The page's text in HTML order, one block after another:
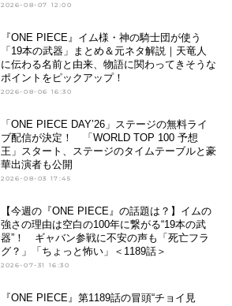
2026-08-07 12:00
『ONE PIECE』イム様・神の騎士団が使う
「19本の武器」まとめ＆元ネタ解説｜天竜人
に伝わる名前と由来、物語に関わってきそうな
ポイントをピックアップ！
2026-08-06 16:30
「ONE PIECE DAY’26」ステージの無料ライ
ブ配信が決定！ 「WORLD TOP 100 予想
王」スタート、ステージのタイムテーブルと豪
華出演者も公開
2026-08-03 17:45
【今週の『ONE PIECE』の話題は？】イムの
強さの理由は空白の100年に繋がる“19本の武
器”！ ギャバン参戦に不安の声も「死亡フラ
グ？」「ちょっと怖い」＜1189話＞
2026-07-31 16:30
『ONE PIECE』第1189話の冒頭“チョイ見